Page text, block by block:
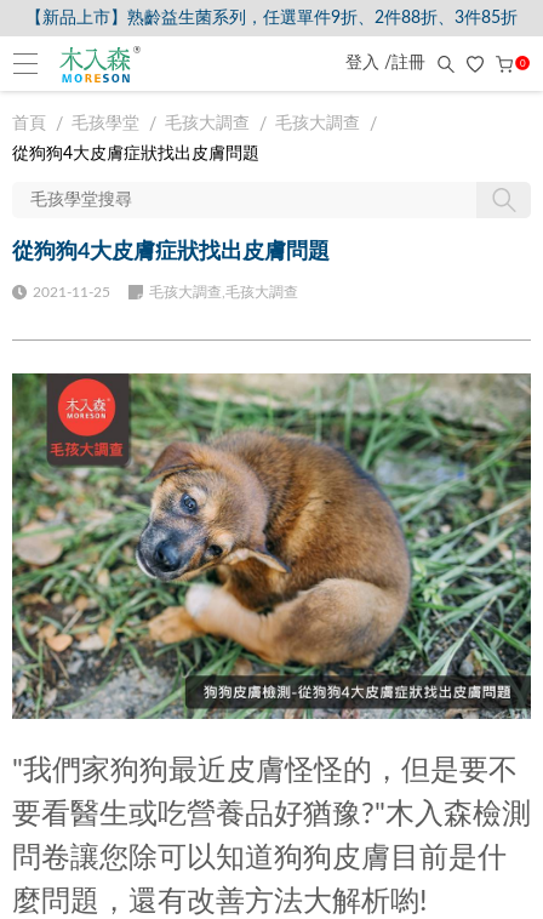
【新品上市】熟齡益生菌系列，任選單件9折、2件88折、3件85折
登入 /註冊 0
首頁 毛孩學堂 毛孩大調查
毛孩大調查
從狗狗4大皮膚症狀找出皮膚問題
從狗狗4大皮膚症狀找出皮膚問題
2021-11-25 毛孩大調查,毛孩大調查
"我們家狗狗最近皮膚怪怪的，但是要不
要看醫生或吃營養品好猶豫?"木入森檢測
問卷讓您除可以知道狗狗皮膚目前是什
麼問題，還有改善方法大解析喲!